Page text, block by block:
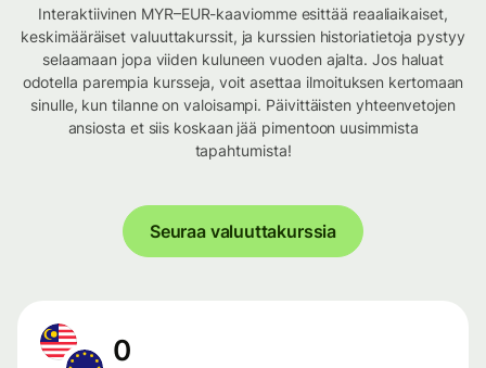
Interaktiivinen MYR–EUR-kaaviomme esittää reaaliaikaiset,
keskimääräiset valuuttakurssit, ja kurssien historiatietoja pystyy
selaamaan jopa viiden kuluneen vuoden ajalta. Jos haluat
odotella parempia kursseja, voit asettaa ilmoituksen kertomaan
sinulle, kun tilanne on valoisampi. Päivittäisten yhteenvetojen
ansiosta et siis koskaan jää pimentoon uusimmista
tapahtumista!
Seuraa valuuttakurssia
0